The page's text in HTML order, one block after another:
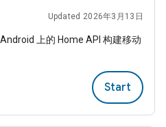
Updated 2026年3月13日
上的 Home API 构建移动
Start